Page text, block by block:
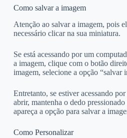
Como salvar a imagem
Atenção ao salvar a imagem, pois
necessário clicar na sua miniatura.
Se está acessando por um
a imagem, clique com o botão
imagem, selecione a opção “salvar
Entretanto, se estiver acessando
abrir, mantenha o dedo
apareça a opção para salvar a
Como Personalizar